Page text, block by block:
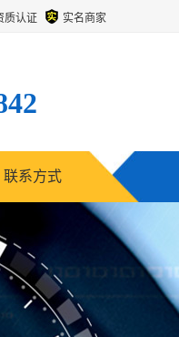
质认证 实名商家
联系方式